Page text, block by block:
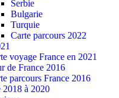
Serbie
Bulgarie
Turquie
Carte parcours 2022
voyage France en 2021
de France 2016
parcours France 2016
2018 à 2020